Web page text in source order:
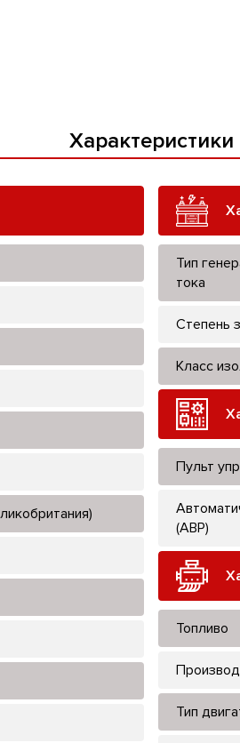
Характеристики
Тип
тока
Степень
Класс
Пульт
(АВР)
Топливо
Тип